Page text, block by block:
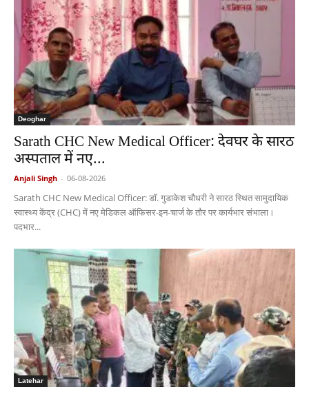
Deoghar
Sarath CHC New Medical Officer: देवघर के सारठ
अस्पताल में नए...
Anjali Singh - 06-08-2026
Sarath CHC New Medical Officer: डॉ. गुडाकेश चौधरी ने सारठ स्थित सामुदायिक
स्वास्थ्य केंद्र (CHC) में नए मेडिकल ऑफिसर-इन-चार्ज के तौर पर कार्यभार संभाला।
पदभार...
Latehar